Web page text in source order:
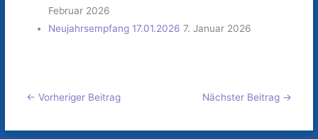
Februar 2026
Neujahrsempfang 17.01.2026 7. Januar 2026
← Vorheriger Beitrag Nächster Beitrag →